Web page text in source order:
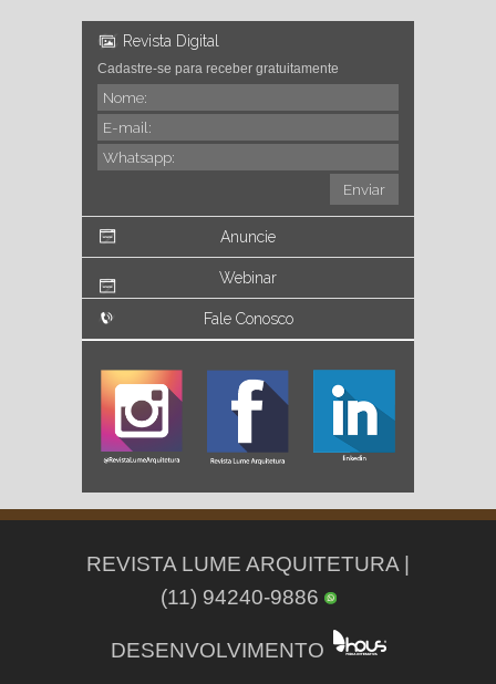
Revista Digital
Cadastre-se para receber gratuitamente
Anuncie
Webinar
Fale Conosco
REVISTA LUME ARQUITETURA |
(11) 94240-9886
DESENVOLVIMENTO